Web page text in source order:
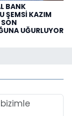
BANK
ŞEMSİ KAZIM
SON
UĞURLUYOR